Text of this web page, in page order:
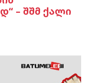
– შშმ ქალი